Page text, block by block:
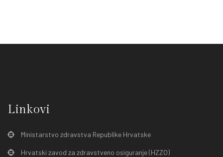
Linkovi
Ministarstvo zdravstva Republike Hrvatske
Hrvatski zavod za zdravstveno osiguranje (HZZO)